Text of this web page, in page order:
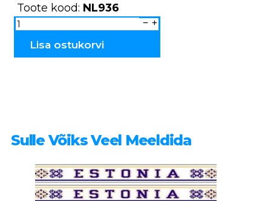
Toote kood: NL936
Kaelakee
NL936
kogus
Lisa ostukorvi
Sulle Võiks Veel Meeldida